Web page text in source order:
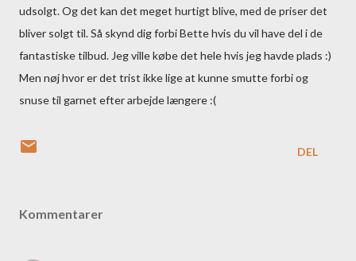
udsolgt. Og det kan det meget hurtigt blive, med de priser det
bliver solgt til. Så skynd dig forbi Bette hvis du vil have del i de
fantastiske tilbud. Jeg ville købe det hele hvis jeg havde plads :)
Men nøj hvor er det trist ikke lige at kunne smutte forbi og
snuse til garnet efter arbejde længere :(
DEL
Kommentarer